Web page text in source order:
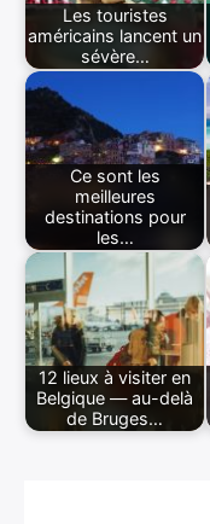
Les touristes
américains lancent un
sévère…
Ce sont les
meilleures
destinations pour
les…
12 lieux à visiter en
Belgique — au-delà
de Bruges…